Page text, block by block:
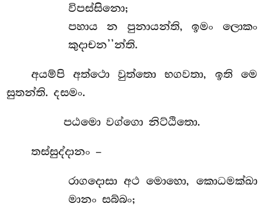
විපස්සිනො;
පහාය න පුනායන්ති, ඉමං ලොකං
කුදාචන’’න්ති.
අයම්පි අත්ථො වුත්තො භගවතා, ඉති මෙ
සුතන්ති. දසමං.
පඨමො වග්ගො නිට්ඨිතො.
තස්සුද්දානං –
රාගදොසා අථ මොහො, කොධමක්ඛා
මානං සබ්බං;